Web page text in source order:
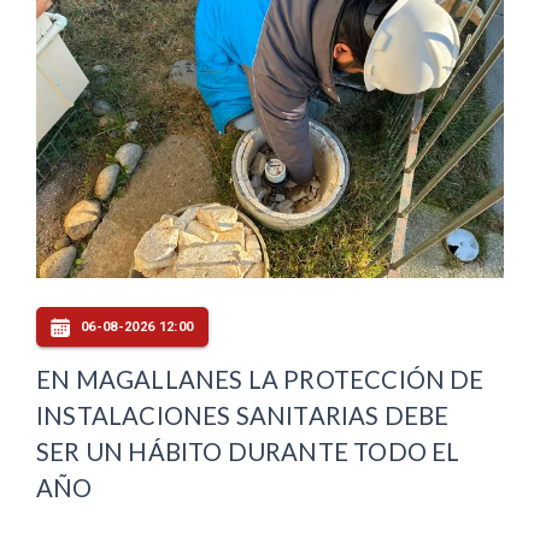
06-08-2026 12:00
EN MAGALLANES LA PROTECCIÓN DE
INSTALACIONES SANITARIAS DEBE
SER UN HÁBITO DURANTE TODO EL
AÑO